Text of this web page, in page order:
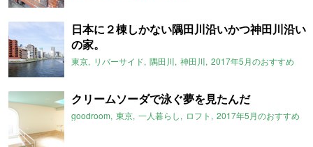
日本に２棟しかない隅田川沿いかつ神田川沿い
の家。
東京 リバーサイド 隅田川 神田川 2017年5月のおすすめ
クリームソーダで泳ぐ夢を見たんだ
goodroom 東京 一人暮らし ロフト 2017年5月のおすすめ